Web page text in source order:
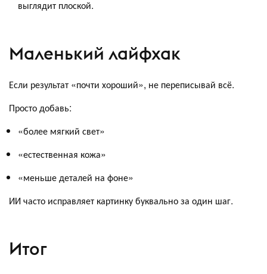
выглядит плоской.
Маленький лайфхак
Если результат «почти хороший», не переписывай всё.
Просто добавь:
«более мягкий свет»
«естественная кожа»
«меньше деталей на фоне»
ИИ часто исправляет картинку буквально за один шаг.
Итог